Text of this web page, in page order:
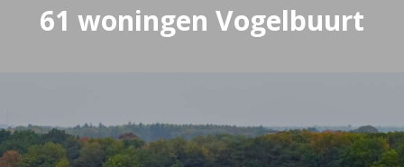
61 woningen Vogelbuurt